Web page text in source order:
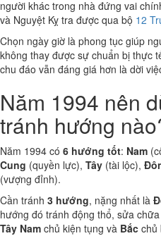
người khác trong nhà đứng vai
và Nguyệt Kỵ tra được qua bộ 12
Chọn ngày giờ là phong tục giúp
không thay được sự chuẩn bị thực
chu đáo vẫn đáng giá hơn là dời
Năm 1994 nên
tránh hướng
Năm 1994 có 6 hướng tốt: Nam
Cung (quyền lực), Tây (tài lộc),
(vượng đỉnh).
Cần tránh 3 hướng, nặng nhất là
hướng đó tránh động thổ, sửa
Tây Nam chủ kiện tụng và Bắc chủ